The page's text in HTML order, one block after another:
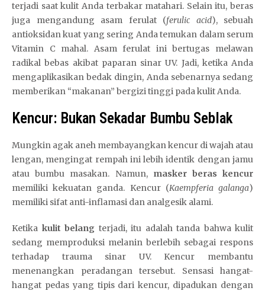
terjadi saat kulit Anda terbakar matahari. Selain itu, beras
juga mengandung asam ferulat (ferulic acid), sebuah
antioksidan kuat yang sering Anda temukan dalam serum
Vitamin C mahal. Asam ferulat ini bertugas melawan
radikal bebas akibat paparan sinar UV. Jadi, ketika Anda
mengaplikasikan bedak dingin, Anda sebenarnya sedang
memberikan “makanan” bergizi tinggi pada kulit Anda.
Kencur: Bukan Sekadar Bumbu Seblak
Mungkin agak aneh membayangkan kencur di wajah atau
lengan, mengingat rempah ini lebih identik dengan jamu
atau bumbu masakan. Namun, masker beras kencur
memiliki kekuatan ganda. Kencur (Kaempferia galanga)
memiliki sifat anti-inflamasi dan analgesik alami.
Ketika kulit belang terjadi, itu adalah tanda bahwa kulit
sedang memproduksi melanin berlebih sebagai respons
terhadap trauma sinar UV. Kencur membantu
menenangkan peradangan tersebut. Sensasi hangat-
hangat pedas yang tipis dari kencur, dipadukan dengan